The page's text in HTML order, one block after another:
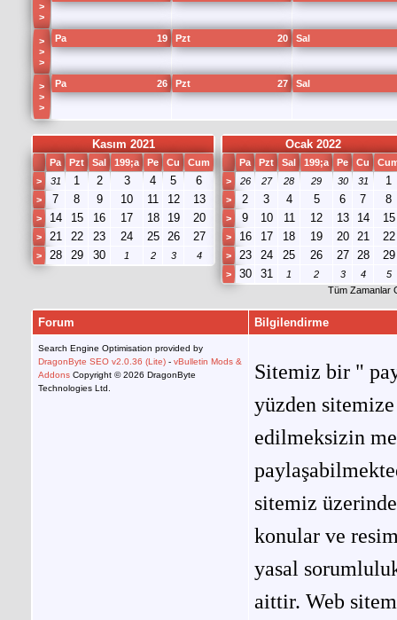
>
>
>
>
>
19
Pa 20
Pzt Sal
>
>
>
26
Pa 27
Pzt Sal
Kasım 2021
Pa Pzt Sal 199;a Pe Cu
Cum
>
31 1 2 3 4 5 6
> 7 8 9 10 11 12 13
> 14 15 16 17 18 19 20
> 21 22 23 24 25 26 27
> 28 29 30 1 2 3 4
Ocak 2022
Pa Pzt Sal 199;a Pe Cu
>
26 27 28 29 30 31 1
> 2 3 4 5 6 7 8
> 9 10 11 12 13 14 15
> 16 17 18 19 20 21 22
> 23 24 25 26 27 28 29
> 30 31 1 2 3 4
5
Tüm Zamanlar
Forum Bilgilendirme
Search Engine Optimisation provided by
DragonByte SEO v2.0.36 (Lite) - vBulletin Mods &
Addons Copyright © 2026 DragonByte
Technologies Ltd.
Sitemiz bir "
yüzden
edilmeksizin
sitemiz
konular ve
yasal
aittir. Web